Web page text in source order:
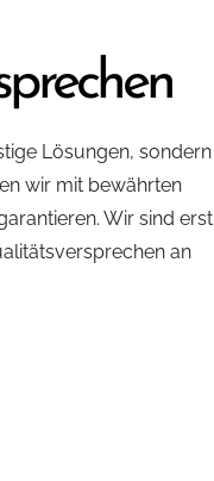
Lösungen, sondern
wir mit bewährten
Wir sind erst
an